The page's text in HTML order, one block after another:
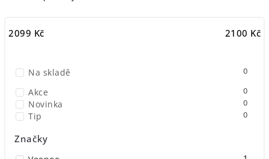
Nejdražší
Abecedně
2099 Kč 2100 Kč
Na skladě 0
Akce 0
Novinka 0
Tip 0
Značky